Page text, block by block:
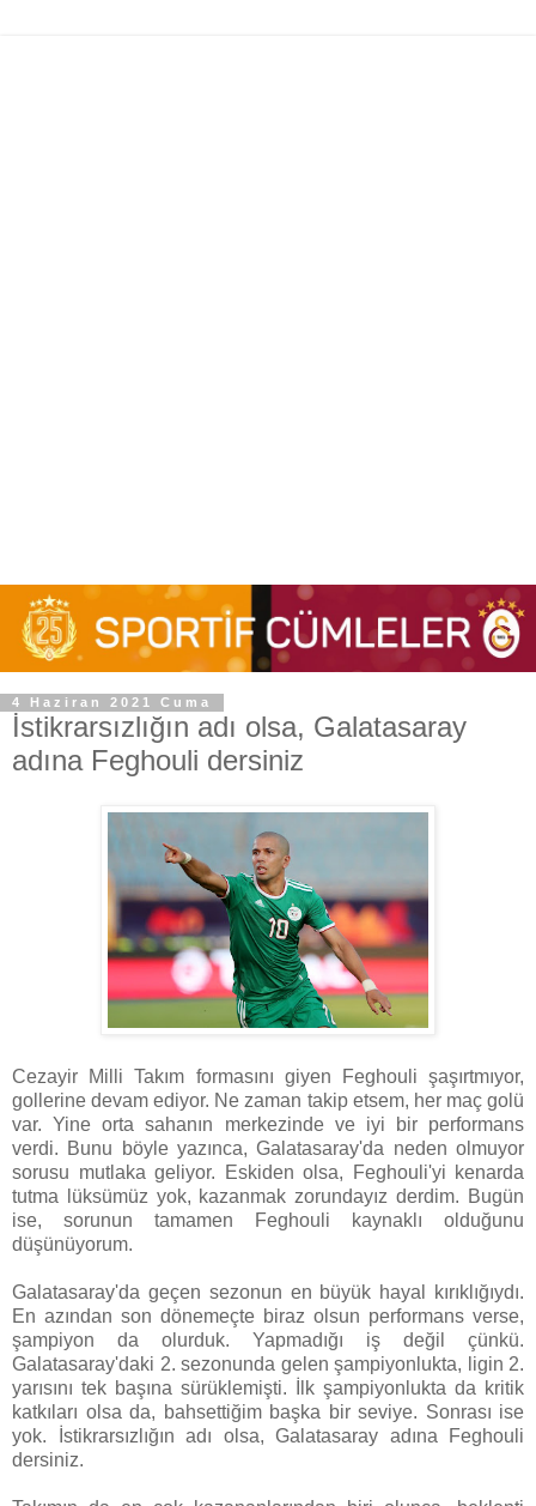
4 Haziran 2021 Cuma
İstikrarsızlığın adı olsa, Galatasaray
adına Feghouli dersiniz
Cezayir Milli Takım formasını giyen Feghouli şaşırtmıyor,
gollerine devam ediyor. Ne zaman takip etsem, her maç golü
var. Yine orta sahanın merkezinde ve iyi bir performans
verdi. Bunu böyle yazınca, Galatasaray'da neden olmuyor
sorusu mutlaka geliyor. Eskiden olsa, Feghouli'yi kenarda
tutma lüksümüz yok, kazanmak zorundayız derdim. Bugün
ise, sorunun tamamen Feghouli kaynaklı olduğunu
düşünüyorum.
Galatasaray'da geçen sezonun en büyük hayal kırıklığıydı.
En azından son dönemeçte biraz olsun performans verse,
şampiyon da olurduk. Yapmadığı iş değil çünkü.
Galatasaray'daki 2. sezonunda gelen şampiyonlukta, ligin 2.
yarısını tek başına sürüklemişti. İlk şampiyonlukta da kritik
katkıları olsa da, bahsettiğim başka bir seviye. Sonrası ise
yok. İstikrarsızlığın adı olsa, Galatasaray adına Feghouli
dersiniz.